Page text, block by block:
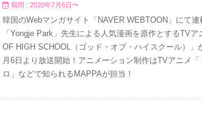
期間 : 2020年7月6日〜
韓国のWebマンガサイト「NAVER WEBTOON」にて連
「Yongje Park」先生による人気漫画を原作とするTVア
OF HIGH SCHOOL（ゴッド・オブ・ハイスクール）」
月6日より放送開始！アニメーション制作はTVアニメ「
ロ」などで知られるMAPPAが担当！